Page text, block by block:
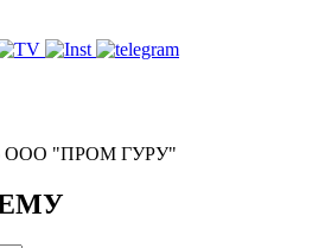
ООО "ПРОМ ГУРУ"